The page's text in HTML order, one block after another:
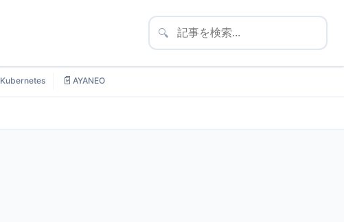
🔍
Kubernetes 📄 AYANEO